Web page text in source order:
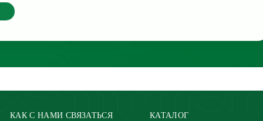
КАК С НАМИ СВЯЗАТЬСЯ КАТАЛОГ